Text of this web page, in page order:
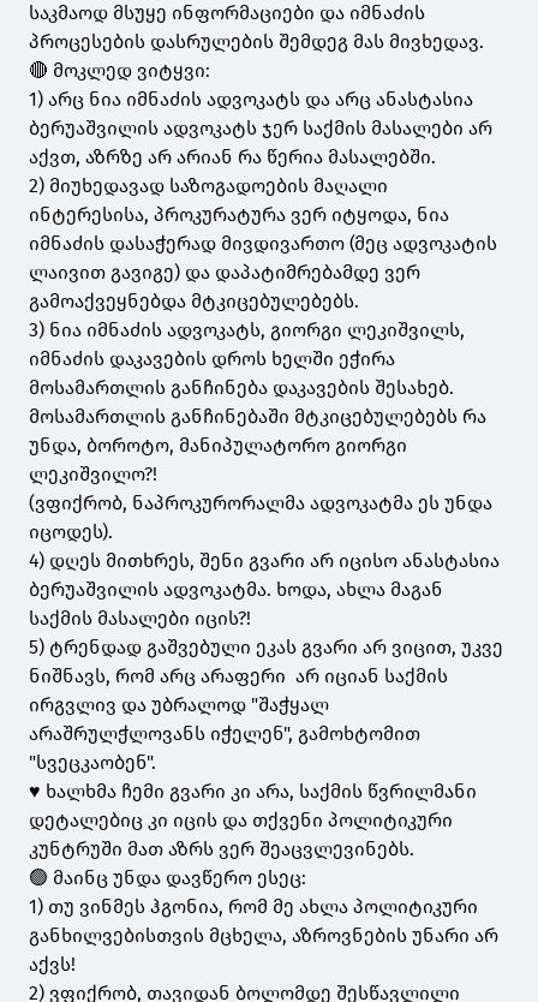
საკმაოდ მსუყე ინფორმაციები და იმნაძის
პროცესების დასრულების შემდეგ მას მივხედავ.
🔴 მოკლედ ვიტყვი:
1) არც ნია იმნაძის ადვოკატს და არც ანასტასია
ბერუაშვილის ადვოკატს ჯერ საქმის მასალები არ
აქვთ, აზრზე არ არიან რა წერია მასალებში.
2) მიუხედავად საზოგადოების მაღალი
ინტერესისა, პროკურატურა ვერ იტყოდა, ნია
იმნაძის დასაჭერად მივდივართო (მეც ადვოკატის
ლაივით გავიგე) და დაპატიმრებამდე ვერ
გამოაქვეყნებდა მტკიცებულებებს.
3) ნია იმნაძის ადვოკატს, გიორგი ლეკიშვილს,
იმნაძის დაკავების დროს ხელში ეჭირა
მოსამართლის განჩინება დაკავების შესახებ.
მოსამართლის განჩინებაში მტკიცებულებებს რა
უნდა, ბოროტო, მანიპულატორო გიორგი
ლეკიშვილო?!
(ვფიქრობ, ნაპროკურორალმა ადვოკატმა ეს უნდა
იცოდეს).
4) დღეს მითხრეს, შენი გვარი არ იცისო ანასტასია
ბერუაშვილის ადვოკატმა. ხოდა, ახლა მაგან
საქმის მასალები იცის?!
5) ტრენდად გაშვებული ეკას გვარი არ ვიცით, უკვე
ნიშნავს, რომ არც არაფერი არ იციან საქმის
ირგვლივ და უბრალოდ "შაჭყალ
არაშრულჭლოვანს იჭელენ", გამოხტომით
"სვეცკაობენ".
♥️ ხალხმა ჩემი გვარი კი არა, საქმის წვრილმანი
დეტალებიც კი იცის და თქვენი პოლიტიკური
კუნტრუში მათ აზრს ვერ შეაცვლევინებს.
🟢 მაინც უნდა დავწერო ესეც:
1) თუ ვინმეს ჰგონია, რომ მე ახლა პოლიტიკური
განხილვებისთვის მცხელა, აზროვნების უნარი არ
აქვს!
2) ვფიქრობ, თავიდან ბოლომდე შესწავლილი